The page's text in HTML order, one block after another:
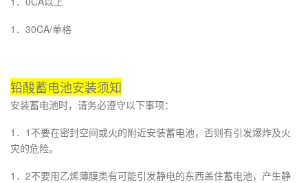
1．30CA/单格
铅酸蓄电池安装须知
安装蓄电池时，请务必遵守以下事项：
1．1不要在密封空间或火的附近安装蓄电池，否则有引发爆炸及火
灾的危险。
1．2不要用乙烯薄膜类有可能引发静电的东西盖住蓄电池，产生静